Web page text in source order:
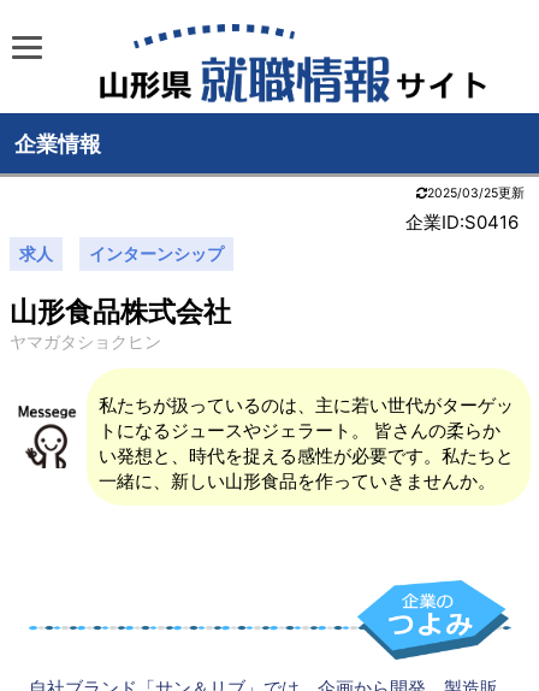
企業情報
2025/03/25更新
企業ID:S0416
求人 インターンシップ
山形食品株式会社
ヤマガタショクヒン
私たちが扱っているのは、主に若い世代がターゲッ
トになるジュースやジェラート。 皆さんの柔らか
い発想と、時代を捉える感性が必要です。私たちと
一緒に、新しい山形食品を作っていきませんか。